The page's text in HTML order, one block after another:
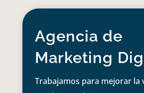
Agencia de
Marketing
Trabajamos para mejorar la